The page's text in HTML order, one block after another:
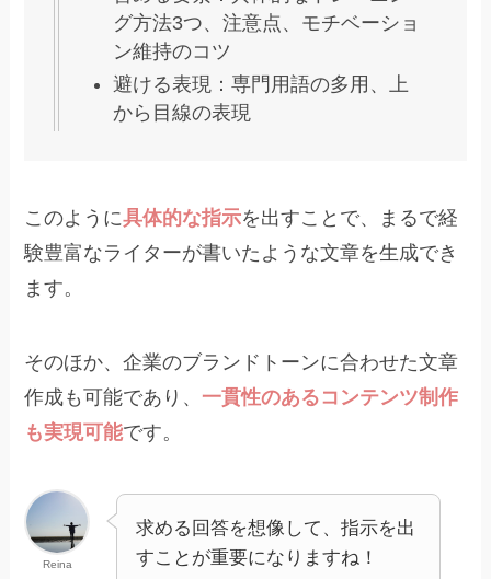
グ方法3つ、注意点、モチベーショ
ン維持のコツ
避ける表現：専門用語の多用、上
から目線の表現
このように具体的な指示を出すことで、まるで経
験豊富なライターが書いたような文章を生成でき
ます。
そのほか、企業のブランドトーンに合わせた文章
作成も可能であり、 一貫性のあるコンテンツ制作
も実現可能です。
Reina
求める回答を想像して、指示を出
すことが重要になりますね！